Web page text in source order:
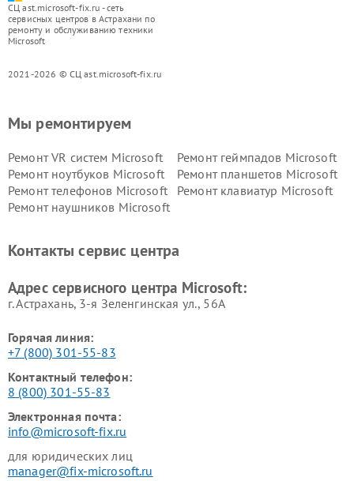
СЦ ast.microsoft-fix.ru - сеть
сервисных центров в Астрахани по
ремонту и обслуживанию техники
Microsoft
2021-2026 © СЦ ast.microsoft-fix.ru
Мы ремонтируем
Ремонт VR систем Microsoft
Ремонт геймпадов Microsoft
Ремонт ноутбуков Microsoft
Ремонт планшетов Microsoft
Ремонт телефонов Microsoft
Ремонт клавиатур Microsoft
Ремонт наушников Microsoft
Контакты сервис центра
Адрес сервисного центра Microsoft:
г. Астрахань, 3-я Зеленгинская ул., 56А
Горячая линия:
+7 (800) 301-55-83
Контактный телефон:
8 (800) 301-55-83
Электронная почта:
info@microsoft-fix.ru
для юридических лиц
manager@fix-microsoft.ru